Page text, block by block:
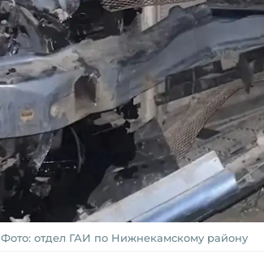
Фото: отдел ГАИ по Нижнекамскому району